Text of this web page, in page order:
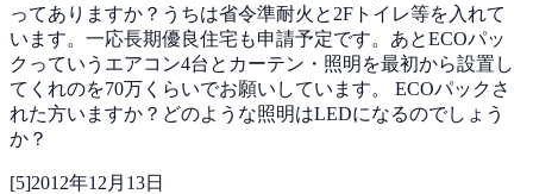
ってありますか？うちは省令準耐火と2Fトイレ等を入れて
います。一応長期優良住宅も申請予定です。あとECOパッ
クっていうエアコン4台とカーテン・照明を最初から設置し
てくれのを70万くらいでお願いしています。 ECOパックさ
れた方いますか？どのような照明はLEDになるのでしょう
か？
[5]2012年12月13日